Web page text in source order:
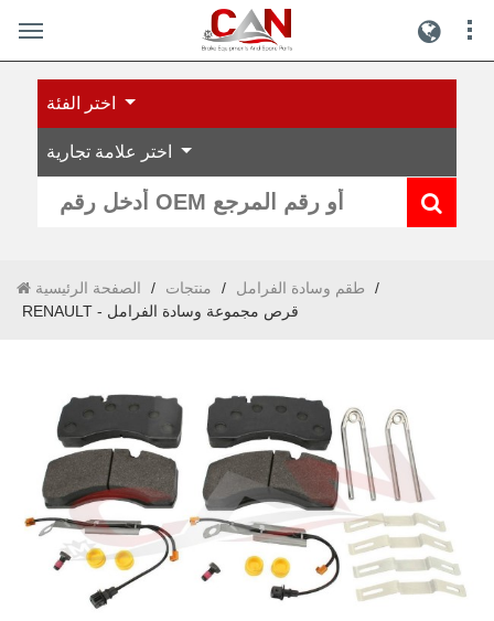
الصفحة الرئيسية / منتجات / طقم وسادة الفرامل
/
RENAULT - قرص مجموعة وسادة الفرامل